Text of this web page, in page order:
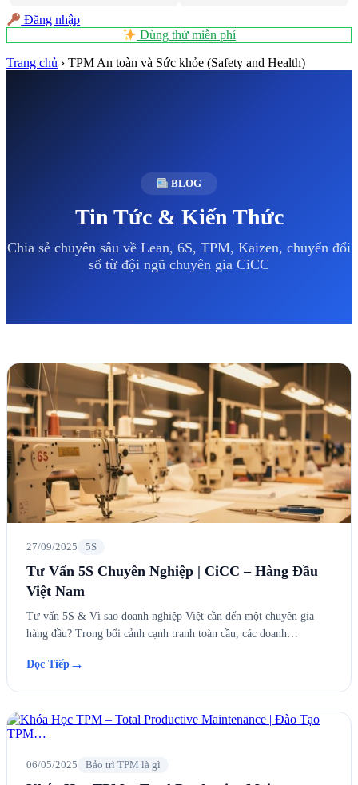
Đăng nhập
Dùng thử miễn phí
Trang chủ › TPM An toàn và Sức khỏe (Safety and Health)
BLOG
Tin Tức & Kiến Thức
Chia sẻ chuyên sâu về Lean, 6S, TPM, Kaizen, chuyển đổi
số từ đội ngũ chuyên gia CiCC
27/09/2025 5S
Tư Vấn 5S Chuyên Nghiệp | CiCC – Hàng Đầu
Việt Nam
Tư vấn 5S & Vì sao doanh nghiệp Việt cần đến một chuyên gia
hàng đầu? Trong bối cảnh cạnh tranh toàn cầu, các doanh…
Đọc Tiếp →
06/05/2025 Bảo trì TPM là gì